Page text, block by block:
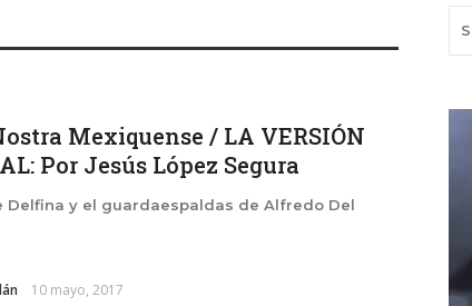
Mexiquense / LA VERSIÓN
Por Jesús López Segura
Delfina y el guardaespaldas de Alfredo Del
10 mayo, 2017